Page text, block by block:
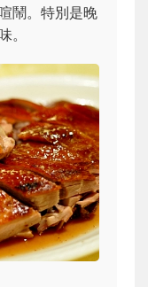
鬧。特別是晚
。